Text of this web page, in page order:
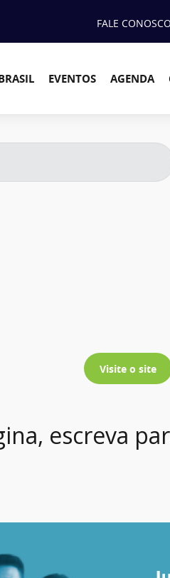
FALE CONOSCO
EVENTOS AGENDA
Visite o site
escreva